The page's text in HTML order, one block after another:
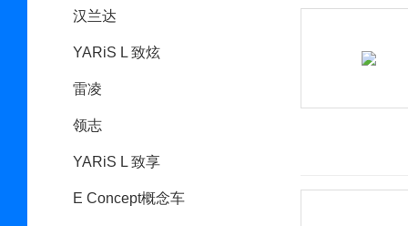
汉兰达
YARiS L 致炫
雷凌
领志
YARiS L 致享
E Concept概念车